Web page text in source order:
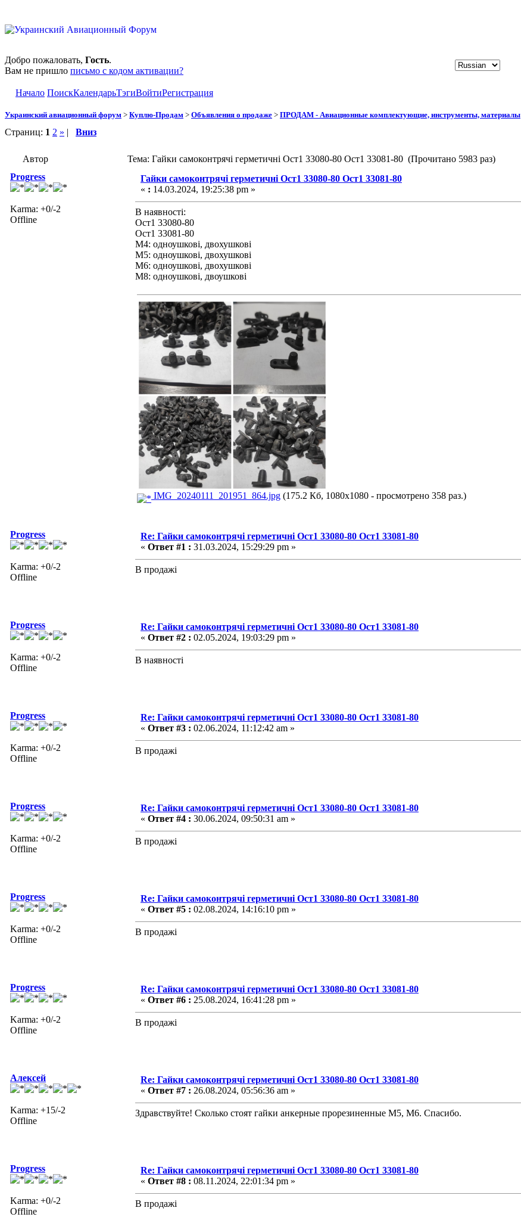
Добро пожаловать, Гость.
Вам не пришло письмо с кодом активации?
Начало ПоискКалендарьТэгиВойтиРегистрация
Украинский авиационный форум > Куплю-Продам > Объявления о продаже > ПРОДАМ - Авиационные комплектующие, инструменты, материалы
Страниц: 1 2 » | Вниз
Автор
Тема: Гайки самоконтрячі герметичні Ост1 33080-80 Ост1 33081-80 (Прочитано 5983 раз)
Progress
Karma: +0/-2
Offline
Гайки самоконтрячі герметичні Ост1 33080-80 Ост1 33081-80
« : 14.03.2024, 19:25:38 pm »
В наявності:
Ост1 33080-80
Ост1 33081-80
М4: одноушкові, двохушкові
М5: одноушкові, двохушкові
М6: одноушкові, двохушкові
М8: одноушкові, двоушкові
IMG_20240111_201951_864.jpg (175.2 Кб, 1080x1080 - просмотрено 358 раз.)
Progress
Karma: +0/-2
Offline
Re: Гайки самоконтрячі герметичні Ост1 33080-80 Ост1 33081-80
« Ответ #1 : 31.03.2024, 15:29:29 pm »
В продажі
Progress
Karma: +0/-2
Offline
Re: Гайки самоконтрячі герметичні Ост1 33080-80 Ост1 33081-80
« Ответ #2 : 02.05.2024, 19:03:29 pm »
В наявності
Progress
Karma: +0/-2
Offline
Re: Гайки самоконтрячі герметичні Ост1 33080-80 Ост1 33081-80
« Ответ #3 : 02.06.2024, 11:12:42 am »
В продажі
Progress
Karma: +0/-2
Offline
Re: Гайки самоконтрячі герметичні Ост1 33080-80 Ост1 33081-80
« Ответ #4 : 30.06.2024, 09:50:31 am »
В продажі
Progress
Karma: +0/-2
Offline
Re: Гайки самоконтрячі герметичні Ост1 33080-80 Ост1 33081-80
« Ответ #5 : 02.08.2024, 14:16:10 pm »
В продажі
Progress
Karma: +0/-2
Offline
Re: Гайки самоконтрячі герметичні Ост1 33080-80 Ост1 33081-80
« Ответ #6 : 25.08.2024, 16:41:28 pm »
В продажі
Алексей
Karma: +15/-2
Offline
Re: Гайки самоконтрячі герметичні Ост1 33080-80 Ост1 33081-80
« Ответ #7 : 26.08.2024, 05:56:36 am »
Здравствуйте! Сколько стоят гайки анкерные прорезиненные М5, М6. Спасибо.
Progress
Karma: +0/-2
Offline
Re: Гайки самоконтрячі герметичні Ост1 33080-80 Ост1 33081-80
« Ответ #8 : 08.11.2024, 22:01:34 pm »
В продажі